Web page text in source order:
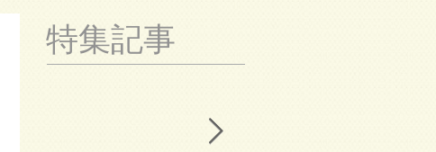
特集記事